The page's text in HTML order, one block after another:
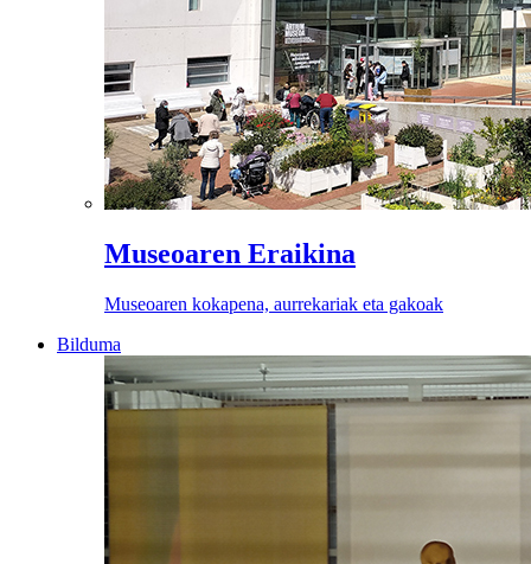
Museoaren Eraikina
Museoaren kokapena, aurrekariak eta gakoak
Bilduma